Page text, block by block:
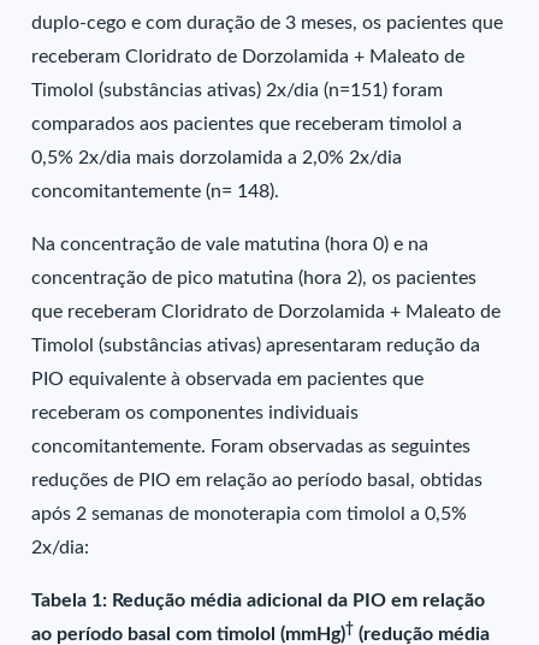
duplo-cego e com duração de 3 meses, os pacientes que
receberam Cloridrato de Dorzolamida + Maleato de
Timolol (substâncias ativas) 2x/dia (n=151) foram
comparados aos pacientes que receberam timolol a
0,5% 2x/dia mais dorzolamida a 2,0% 2x/dia
concomitantemente (n= 148).
Na concentração de vale matutina (hora 0) e na
concentração de pico matutina (hora 2), os pacientes
que receberam Cloridrato de Dorzolamida + Maleato de
Timolol (substâncias ativas) apresentaram redução da
PIO equivalente à observada em pacientes que
receberam os componentes individuais
concomitantemente. Foram observadas as seguintes
reduções de PIO em relação ao período basal, obtidas
após 2 semanas de monoterapia com timolol a 0,5%
2x/dia:
Tabela 1: Redução média adicional da PIO em relação
ao período basal com timolol (mmHg)† (redução média